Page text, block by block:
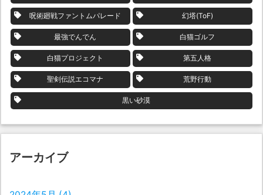
呪術廻戦ファントムパレード 幻塔(ToF)
最強でんでん 白猫ゴルフ
白猫プロジェクト 第五人格
聖剣伝説エコマナ 荒野行動
黒い砂漠
アーカイブ